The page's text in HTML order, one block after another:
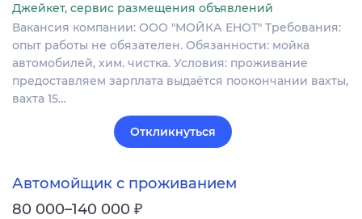
Джейкет, сервис размещения объявлений
Вакансия компании: ООО "МОЙКА ЕНОТ" Требования:
опыт работы не обязателен. Обязанности: мойка
автомобилей, хим. чистка. Условия: проживание
предоставляем зарплата выдаётся поокончании вахты,
вахта 15…
Откликнуться
Автомойщик с проживанием
80 000–140 000 ₽